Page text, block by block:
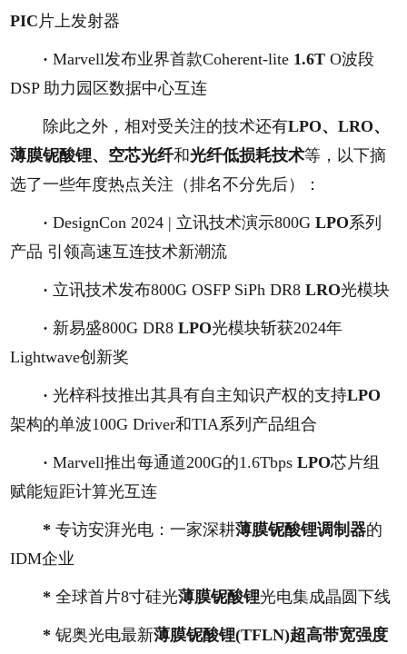
PIC片上发射器
·Marvell发布业界首款Coherent-lite 1.6TO波段
DSP 助力园区数据中心互连
除此之外，相对受关注的技术还有LPO、LRO、
薄膜铌酸锂、空芯光纤和光纤低损耗技术等，以下摘
选了一些年度热点关注（排名不分先后）：
·DesignCon 2024 | 立讯技术演示800GLPO系列
产品 引领高速互连技术新潮流
· 立讯技术发布800G OSFP SiPh DR8LRO光模块
· 新易盛800G DR8LPO光模块斩获2024年
Lightwave创新奖
·光梓科技推出其具有自主知识产权的支持LPO
架构的单波100G Driver和TIA系列产品组合
·Marvell推出每通道200G的1.6TbpsLPO芯片组
赋能短距计算光互连
*专访安湃光电：一家深耕薄膜铌酸锂调制器的
IDM企业
* 全球首片8寸硅光薄膜铌酸锂光电集成晶圆下线
*铌奥光电最新薄膜铌酸锂(TFLN)超高带宽强度